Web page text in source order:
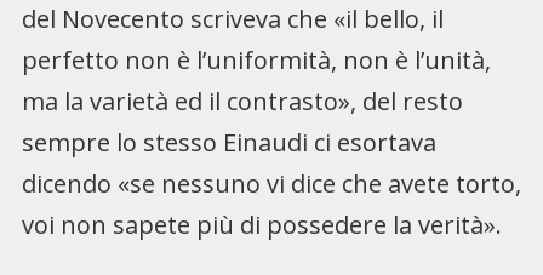
del Novecento scriveva che «il bello, il
perfetto non è l’uniformità, non è l’unità,
ma la varietà ed il contrasto», del resto
sempre lo stesso Einaudi ci esortava
dicendo «se nessuno vi dice che avete torto,
voi non sapete più di possedere la verità».